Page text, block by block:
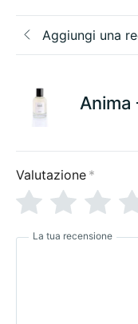
Aggiungi una
Anima
Valutazione *
La tua recensione